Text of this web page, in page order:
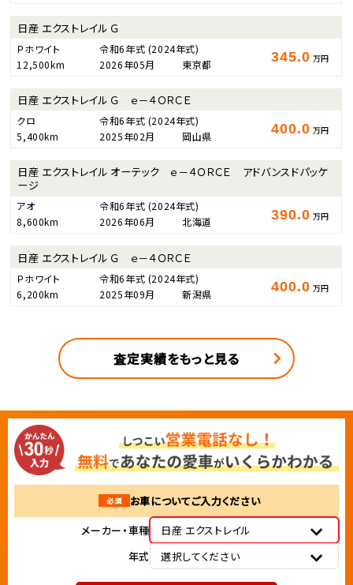
日産 エクストレイル Ｇ
Ｐホワイト 令和6年式 (2024年式)
12,500km
2026年05月 東京都 345.0 万円
日産 エクストレイル Ｇ ｅ－４ＯＲＣＥ
クロ 令和6年式 (2024年式)
5,400km
2025年02月 岡山県 400.0 万円
日産 エクストレイル オーテック ｅ－４ＯＲＣＥ アドバンスドパッケ
ージ
アオ 令和6年式 (2024年式)
8,600km
2026年06月 北海道 390.0 万円
日産 エクストレイル Ｇ ｅ－４ＯＲＣＥ
Ｐホワイト 令和6年式 (2024年式)
6,200km
2025年09月 新潟県 400.0 万円
査定実績をもっと見る
必須
お車についてご入力ください
メーカー・車種
日産 エクストレイル
年式
選択してください